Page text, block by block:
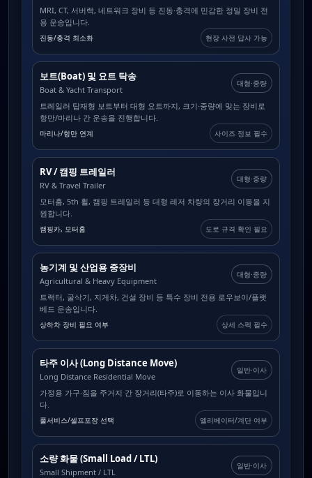
MRI, CT, 서버랙, 네트워크 장비 등 진동·충격에 민감한 정밀 장비 전
용 운송입니다.
진동/충격 최소화 현장 사전 답사 가능
보트(Boat) 및 요트 탁송
Boat & Yacht Transport
대형·중량
트레일러 탑재형 보트부터 대형 요트까지, 크기·중량에 맞는 장비로
항만/마리나 간 운송을 진행합니다.
마리나/항만 연계 사이즈 정보 필수
RV / 캠핑 트레일러
RV & Travel Trailer
대형·중량
모터홈, 5th 휠, 캠핑 트레일러 등 대형 레저 차량의 장거리 이동을 지
원합니다.
캠핑카, 모터홈 도로 규격 확인 필요
농기계 및 산업용 중장비
Agricultural & Heavy Equipment
대형·중량
트랙터, 굴삭기, 지게차, 건설 장비 등 특수 장비 전용 로우보이/플랫
베드 운송입니다.
상하차 장비 필요 여부 상세 스펙 필수
타주 이사 (Long Distance Move)
Long Distance Residential Move
일반·이사
가정용 가구·짐을 주거지 간 장거리(타주)로 이동하는 이사 화물입니
다.
풀서비스/셀프포장 선택 엘리베이터/계단 여부
소량 화물 (Small Load / LTL)
Small Shipment / LTL
일반·이사